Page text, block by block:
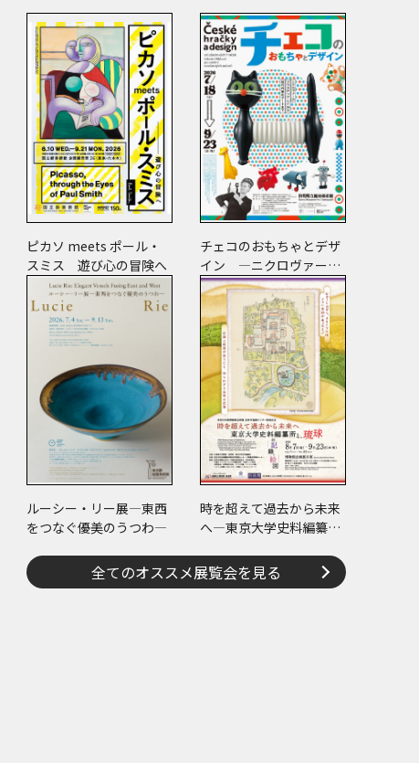
ピカソ meets ポール・
スミス 遊び心の冒険へ
チェコのおもちゃとデザ
イン ―ニクロヴァーの
プラスチック・トイから
現代作家のアートまで―
ルーシー・リー展―東西
をつなぐ優美のうつわ―
時を超えて過去から未来
へ―東京大学史料編纂所
全てのオススメ展覧会を見る